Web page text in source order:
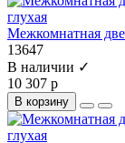
Межкомнатная
13647
В наличии ✓
10 307 р
В корзину